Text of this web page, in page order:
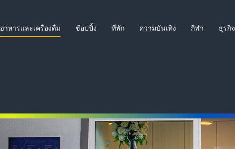
อาหารและเครื่องดื่ม ช้อปปิ้ง ที่พัก ความบันเทิง กีฬา ธุรกิจ